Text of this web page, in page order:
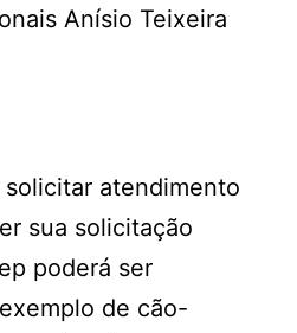
Anísio Teixeira
atendimento
sua solicitação
poderá ser
de cão-